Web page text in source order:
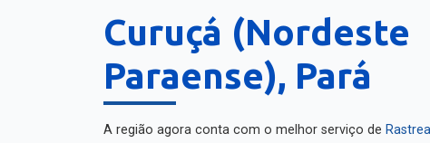
Curuçá (Nordeste
Paraense), Pará
A região agora conta com o melhor serviço de